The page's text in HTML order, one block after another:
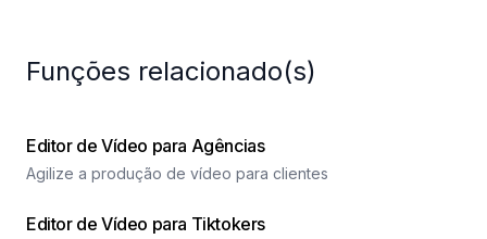
Funções relacionado(s)
Editor de Vídeo para Agências
Agilize a produção de vídeo para clientes
Editor de Vídeo para Tiktokers